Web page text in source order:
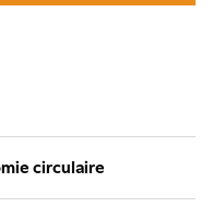
circulaire